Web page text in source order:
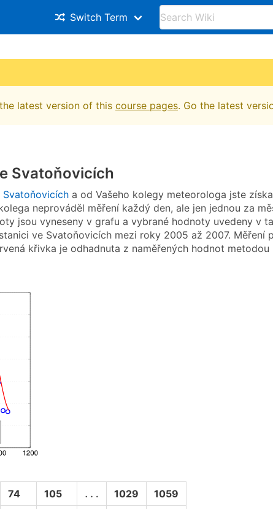
Switch Term
latest version of this course pages. Go the latest
Svatoňovicích
a od Vašeho kolegy meteorologa jste
neprováděl měření každý den, ale jen jednou za
jsou vyneseny v grafu a vybrané hodnoty uvedeny v
ve Svatoňovicích mezi roky 2005 až 2007. Měření
křivka je odhadnuta z naměřených hodnot
74 105 …
… 1029
1059